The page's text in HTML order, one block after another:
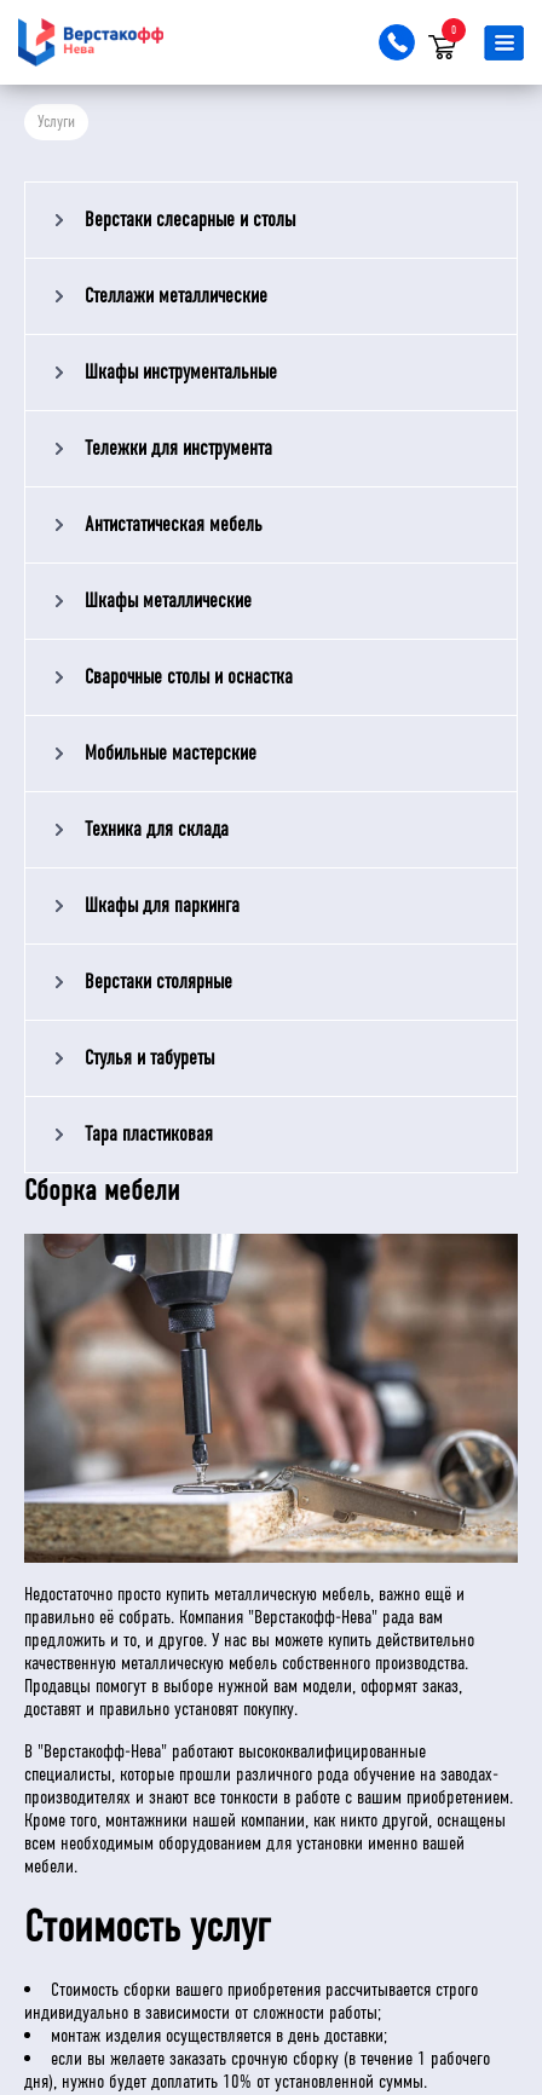
0
Услуги
Верстаки слесарные и столы
Стеллажи металлические
Шкафы инструментальные
Тележки для инструмента
Антистатическая мебель
Шкафы металлические
Сварочные столы и оснастка
Мобильные мастерские
Техника для склада
Шкафы для паркинга
Верстаки столярные
Стулья и табуреты
Тара пластиковая
Сборка мебели
Недостаточно просто купить металлическую мебель, важно ещё и
правильно её собрать. Компания "Верстакофф-Нева" рада вам
предложить и то, и другое. У нас вы можете купить действительно
качественную металлическую мебель собственного производства.
Продавцы помогут в выборе нужной вам модели, оформят заказ,
доставят и правильно установят покупку.
В "Верстакофф-Нева" работают высококвалифицированные
специалисты, которые прошли различного рода обучение на заводах-
производителях и знают все тонкости в работе с вашим приобретением.
Кроме того, монтажники нашей компании, как никто другой, оснащены
всем необходимым оборудованием для установки именно вашей
мебели.
Стоимость услуг
Стоимость сборки вашего приобретения рассчитывается строго
индивидуально в зависимости от сложности работы;
монтаж изделия осуществляется в день доставки;
если вы желаете заказать срочную сборку (в течение 1 рабочего
дня), нужно будет доплатить 10% от установленной суммы.